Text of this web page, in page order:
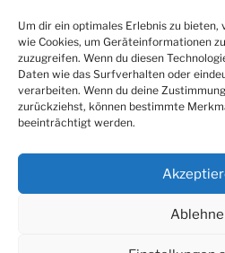
Um dir ein optimales Erlebnis zu
wie Cookies, um Geräteinformationen
zuzugreifen. Wenn du diesen
Daten wie das Surfverhalten oder
verarbeiten. Wenn du deine
zurückziehst, können bestimmte
beeinträchtigt werden.